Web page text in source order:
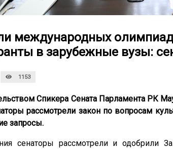
международных
в зарубежные вузы:
1153
Спикера Сената Парламента РК
рассмотрели закон по вопросам
запросы.
сенаторы рассмотрели и одобрили